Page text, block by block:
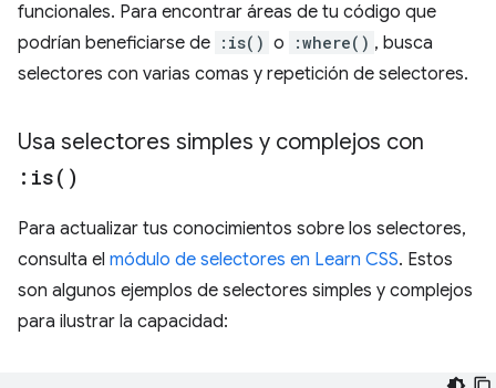
funcionales. Para encontrar áreas de tu código que
podrían beneficiarse de :is() o :where() , busca
selectores con varias comas y repetición de selectores.
Usa selectores simples y complejos con
: is( )
Para actualizar tus conocimientos sobre los selectores,
consulta el módulo de selectores en Learn CSS. Estos
son algunos ejemplos de selectores simples y complejos
para ilustrar la capacidad: